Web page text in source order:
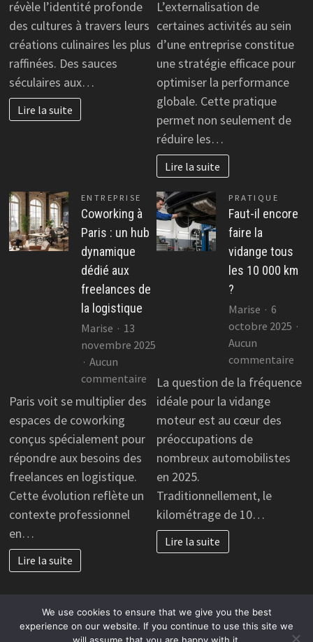
sauces
et
plats
luxueux
travers
monde
révèle l’identité profonde
des cultures à travers leurs
créations culinaires les plus
raffinées. Des sauces
séculaires aux…
Lire la suite
L’externalisation de
certaines activités au sein
d’une entreprise constitue
une stratégie efficace pour
optimiser la performance
globale. Cette pratique
permet non seulement de
réduire les…
Lire la suite
ENTREPRISE
Coworking à
Paris : un hub
dynamique
dédié aux
freelances de
la logistique
Marise
13
novembre 2025
Aucun
commentairesur
Coworking
Paris
un
hub
dynamique
dédié
aux
freelances
logistique
Paris voit se multiplier des
espaces de coworking
conçus spécialement pour
répondre aux besoins des
freelances en logistique.
Cette évolution reflète un
contexte professionnel
en…
Lire la suite
PRATIQUE
Faut-il encore
faire la
vidange tous
les 10 000 km
?
Marise
6
octobre 2025
Aucun
commentaire
La question de la fréquence
idéale pour la vidange
moteur est au cœur des
préoccupations de
nombreux automobilistes
en 2025.
Traditionnellement, le
kilométrage de 10…
Lire la suite
We use cookies to ensure that we give you the best
experience on our website. If you continue to use this site we